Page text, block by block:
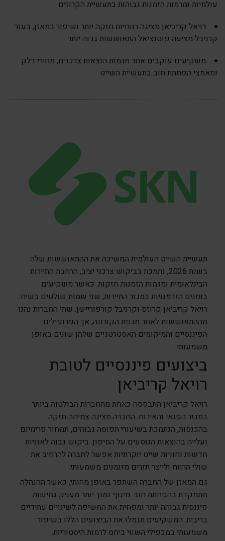
עולמיות ומרמות הזמנות גבוהות בתעשיית הקרוזים
רויאל קריביאן מציגה רווחיות חזקה יותר ושיפור במאזן, בעוד
קרניבל מציעה פוטנציאל התאוששות גבוה יותר
משקיעים עוקבים אחר מגמות הוצאות צרכנים, מחירי דלק
ומאמצי הפחתת חוב בתעשיית השייט
תעשיית השייט העולמית המשיכה את ההתאוששות שלה
בשנת 2026, נתמכת בביקוש צרכני יציב, הרחבת התיירות
הבינלאומית ומגמות הזמנות חזקות. כאשר משקיעים
בוחנים הזדמנויות במגזר התיירות, שני שמות שולטים בשיח:
רויאל קריביאן קרוזס וקרניבל קורפוריישן. שתי החברות נהנו
מההתאוששות לאחר מגפת הקורונה, אך הפרופילים
הפיננסיים והמיקומים האסטרטגיים שלהן שונים באופן
משמעותי.
ביצועים פיננסיים לטובת
רויאל קריביאן
רויאל קריביאן התבססה כאחת מהחברות הבולטות ביותר
במגזר הפנאי והאירוח. החברה מציגה צמיחה חזקה
בהכנסות, הנתמכת בשיעורי תפוסה גבוהים, תמחור פרימיום
ועלייה בהוצאות הנוסעים על הסיפון. ביקוש גבוה לאוניות
חדשות וחוויות שייט יוקרתיות אפשר לחברה להרחיב את
שולי הרווח ולייצר תזרים מזומנים משמעותי.
גם המאזן של החברה השתפר באופן מהותי, כאשר ההנהלה
מתמקדת בהפחתת חוב. מינוף נמוך יותר מעניק גמישות
פיננסית גבוהה יותר ומפחית את החשיפה לשינויים עתידיים
בריבית. המשקיעים תגמלו את הביצועים הללו בשיפור
משמעותי במכפילי השווי ביחס לרמות היסטוריות.